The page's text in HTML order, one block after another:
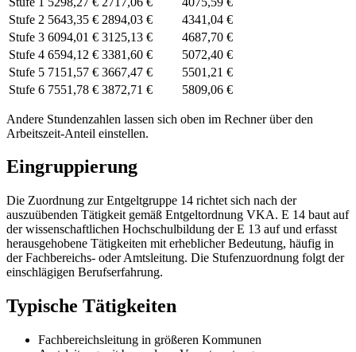
Stufe 2 5643,35 € 2894,03 €
4341,04 €
Stufe 3 6094,01 € 3125,13 €
4687,70 €
Stufe 4 6594,12 € 3381,60 €
5072,40 €
Stufe 5 7151,57 € 3667,47 €
5501,21 €
Stufe 6 7551,78 € 3872,71 € 5809,06 €
Andere Stundenzahlen lassen sich oben im Rechner über den
Arbeitszeit-Anteil einstellen.
Eingruppierung
Die Zuordnung zur Entgeltgruppe 14 richtet sich nach der
auszuübenden Tätigkeit gemäß Entgeltordnung VKA. E 14 baut auf
der wissenschaftlichen Hochschulbildung der E 13 auf und erfasst
herausgehobene Tätigkeiten mit erheblicher Bedeutung, häufig in
der Fachbereichs- oder Amtsleitung. Die Stufenzuordnung folgt der
einschlägigen Berufserfahrung.
Typische Tätigkeiten
Fachbereichsleitung in größeren Kommunen